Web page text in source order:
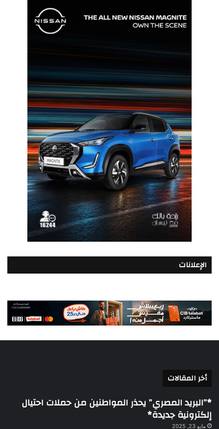
الإعلانات
أخر المقالات
*”البريد المصري” يحذر المواطنين من حملات احتيال
إلكترونية جديدة*
مايو 23, 2025